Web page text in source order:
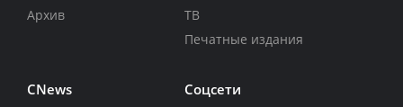
Архив
ТВ
Печатные издания
CNews Соцсети